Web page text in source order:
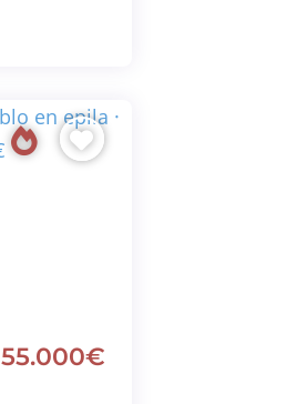
55.000€